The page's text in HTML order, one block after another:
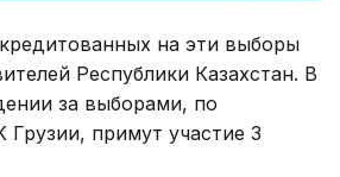
на эти выборы
Республики Казахстан. В
за выборами, по
примут участие 3